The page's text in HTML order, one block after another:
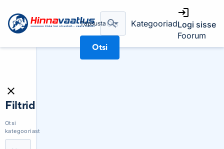
Täpsusta
Otsi
KategooriadLogi sisse
Foorum
Filtrid
Otsi
kategooriast